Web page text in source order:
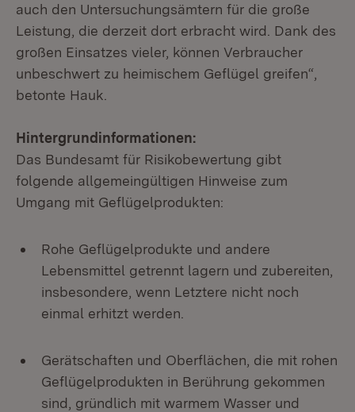
auch den Untersuchungsämtern für die große
Leistung, die derzeit dort erbracht wird. Dank des
großen Einsatzes vieler, können Verbraucher
unbeschwert zu heimischem Geflügel greifen“,
betonte Hauk.
Hintergrundinformationen:
Das Bundesamt für Risikobewertung gibt
folgende allgemeingültigen Hinweise zum
Umgang mit Geflügelprodukten:
Rohe Geflügelprodukte und andere
Lebensmittel getrennt lagern und zubereiten,
insbesondere, wenn Letztere nicht noch
einmal erhitzt werden.
Gerätschaften und Oberflächen, die mit rohen
Geflügelprodukten in Berührung gekommen
sind, gründlich mit warmem Wasser und